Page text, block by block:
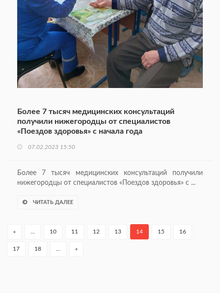
Более 7 тысяч медицинских консультаций
получили нижегородцы от специалистов
«Поездов здоровья» с начала года
07.02.2023 15:50
Более 7 тысяч медицинских консультаций получили
нижегородцы от специалистов «Поездов здоровья» с ...
ЧИТАТЬ ДАЛЕЕ
« 10 11 12 13 14 15 16
17 18 »